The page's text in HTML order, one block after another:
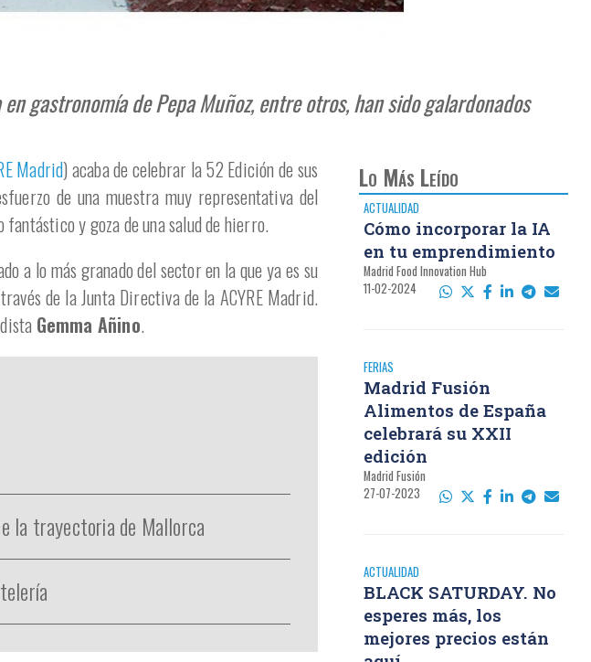
gastronomía de Pepa Muñoz, entre otros, han sido galardonados
Madrid) acaba de celebrar la 52 Edición de sus
de una muestra muy representativa del
y goza de una salud de hierro.
a lo más granado del sector en la que ya es su
de la Junta Directiva de la ACYRE Madrid.
Gemma Añino.
la trayectoria de Mallorca
Lo Más Leído
ACTUALIDAD
Cómo incorporar la IA
en tu emprendimiento
Madrid Food Innovation Hub
11-02-2024
FERIAS
Madrid Fusión
Alimentos de España
celebrará su XXII
edición
Madrid Fusión
27-07-2023
ACTUALIDAD
BLACK SATURDAY. No
esperes más, los
mejores precios están